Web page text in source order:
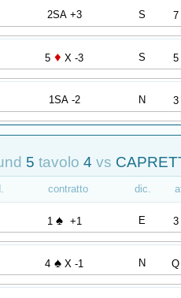
2SA +3 S 7
5 ♦ X -3 S 5
1SA -2 N 3
5 tavolo 4 vs
contratto dic.
1 ♠ +1 E 3
4 ♠ X -1 N Q